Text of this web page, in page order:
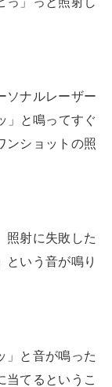
ソナルレーザー
」と鳴ってすぐ
ンショットの照
照射に失敗した
という音が鳴り
」と音が鳴った
当てるというこ